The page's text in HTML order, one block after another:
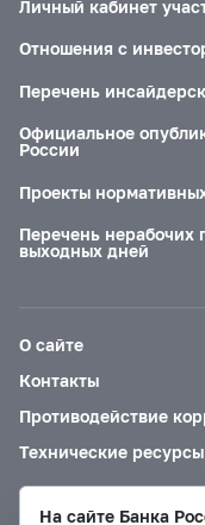
Личный кабинет
Отношения с
Перечень
Официальное
России
Проекты
Перечень нерабочих
выходных дней
О сайте
Контакты
Противодействие
Технические ресурсы
На сайте Банка